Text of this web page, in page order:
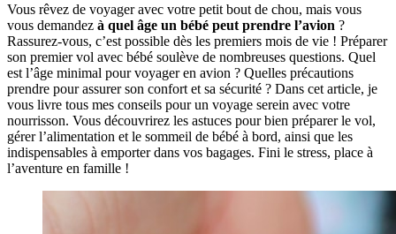
Vous rêvez de voyager avec votre petit bout de chou, mais vous
vous demandez à quel âge un bébé peut prendre l’avion ?
Rassurez-vous, c’est possible dès les premiers mois de vie ! Préparer
son premier vol avec bébé soulève de nombreuses questions. Quel
est l’âge minimal pour voyager en avion ? Quelles précautions
prendre pour assurer son confort et sa sécurité ? Dans cet article, je
vous livre tous mes conseils pour un voyage serein avec votre
nourrisson. Vous découvrirez les astuces pour bien préparer le vol,
gérer l’alimentation et le sommeil de bébé à bord, ainsi que les
indispensables à emporter dans vos bagages. Fini le stress, place à
l’aventure en famille !